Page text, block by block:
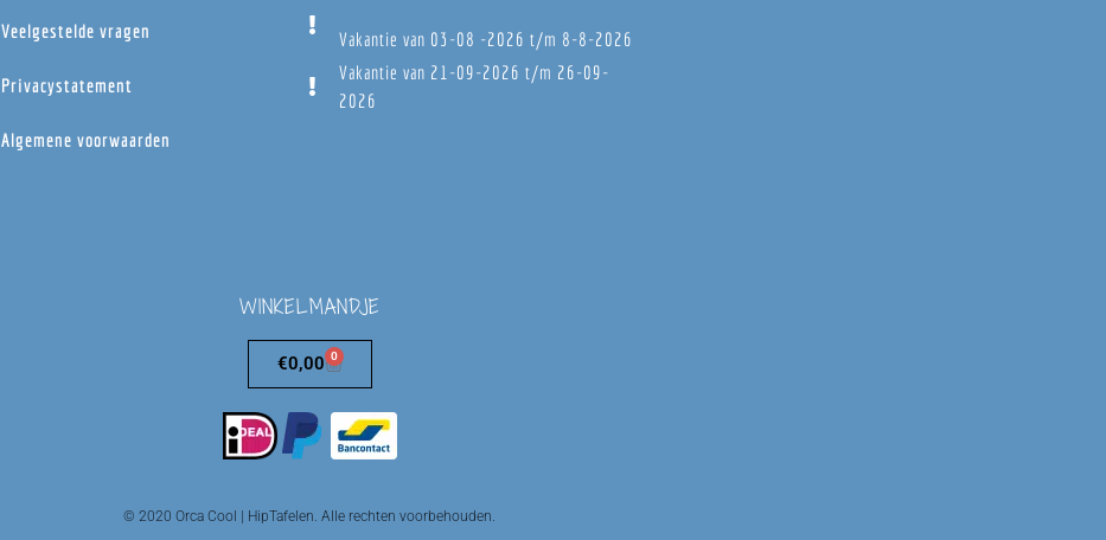
Veelgestelde vragen
Privacystatement
Algemene voorwaarden
Vakantie van 03-08 -2026 t/m 8-8-2026
Vakantie van 21-09-2026 t/m 26-09-
2026
WINKELMANDJE
€0,00 0
© 2020 Orca Cool | HipTafelen. Alle rechten voorbehouden.